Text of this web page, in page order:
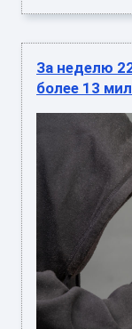
За неделю
более 13